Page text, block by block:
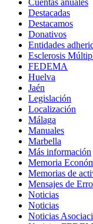
Cuentas anuales
Destacadas
Destacamos
Donativos
Entidades
Esclerosis
FEDEMA
Huelva
Jaén
Legislación
Localización
Málaga
Manuales
Marbella
Más información
Memoria
Memorias de
Mensajes de
Noticias
Noticias
Noticias